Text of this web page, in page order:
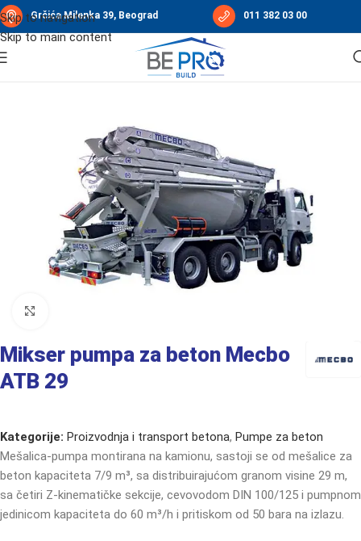
Skip to navigation
Skip to main content
Grčića Milenka 39, Beograd 011 382 03 00
Početna Proizvodnja i transport betona/Pumpe za beton
Mikser pumpa za beton Mecbo
ATB 29
Kategorije: Proizvodnja i transport betona, Pumpe za beton
Mešalica-pumpa montirana na kamionu, sastoji se od mešalice za
beton kapaciteta 7/9 m³, sa distribuirajućom granom visine 29 m,
sa četiri Z-kinematičke sekcije, cevovodom DIN 100/125 i pumpnom
jedinicom kapaciteta do 60 m³/h i pritiskom od 50 bara na izlazu.